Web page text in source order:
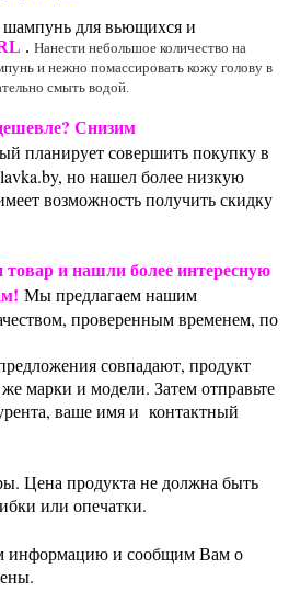
для вьющихся и
. Нанести небольшое количество на
и нежно помассировать кожу голову в
смыть водой.
Снизим
планирует совершить покупку в
но нашел более низкую
возможность получить скидку
и нашли более интересную
Мы предлагаем нашим
проверенным временем, по
совпадают, продукт
марки и модели. Затем отправьте
ваше имя и контактный
Цена продукта не должна быть
или опечатки.
информацию и сообщим Вам о